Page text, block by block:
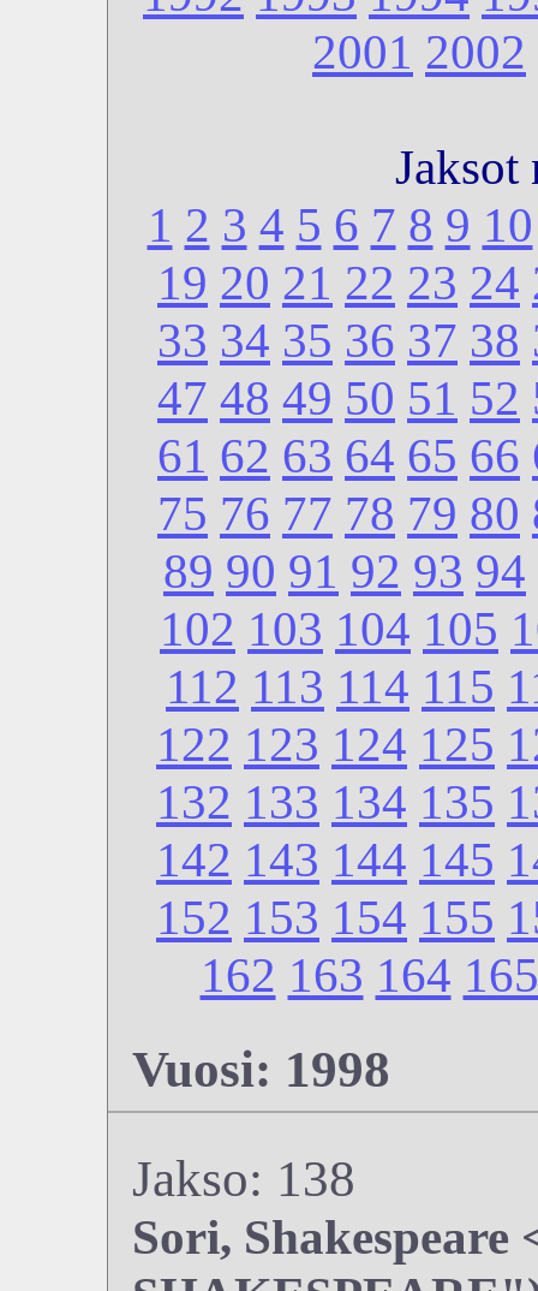
2001 2002
Jaksot
1 2 3 4 5 6 7 8 9 10
19 20 21 22 23 24
33 34 35 36 37 38
47 48 49 50 51 52
61 62 63 64 65 66
75 76 77 78 79 80
89 90 91 92 93 94
102 103 104 105
112 113 114 115
122 123 124 125
132 133 134 135
142 143 144 145
152 153 154 155
162 163 164 165
Vuosi: 1998
Jakso: 138
Sori,